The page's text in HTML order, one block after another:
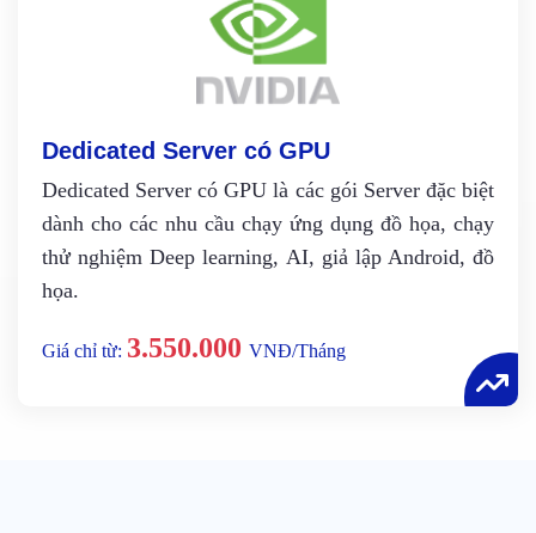
Dedicated Server có GPU
Dedicated Server có GPU là các gói Server đặc biệt
dành cho các nhu cầu chạy ứng dụng đồ họa, chạy
thử nghiệm Deep learning, AI, giả lập Android, đồ
họa.
Giá chỉ từ: 3.550.000 VNĐ/Tháng